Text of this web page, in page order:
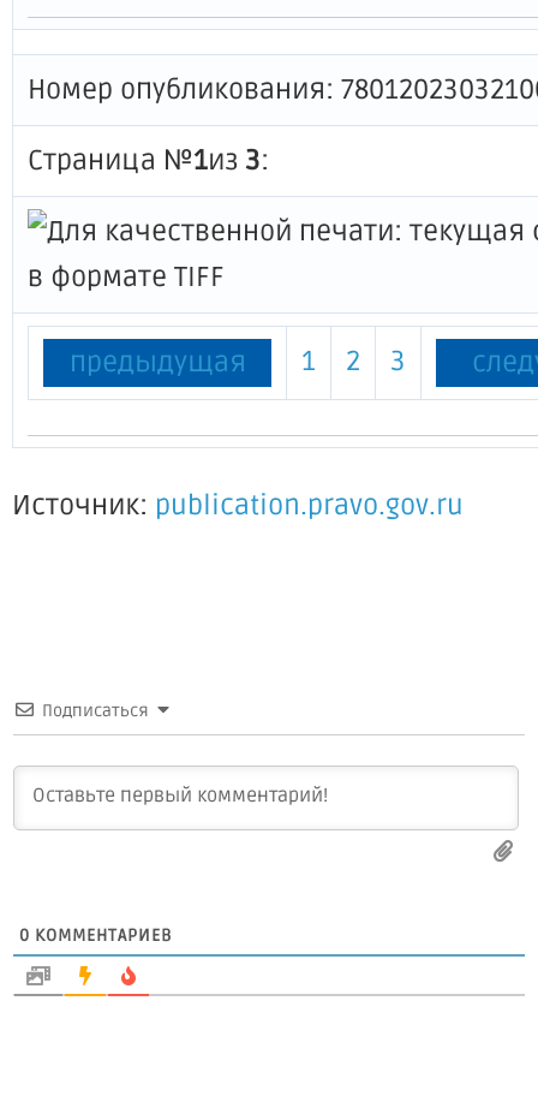
Номер опубликования:
Страница №1из 3:
предыдущая 1 2 3
Источник: publication.pravo.gov.ru
Подписаться
0 КОММЕНТАРИЕВ